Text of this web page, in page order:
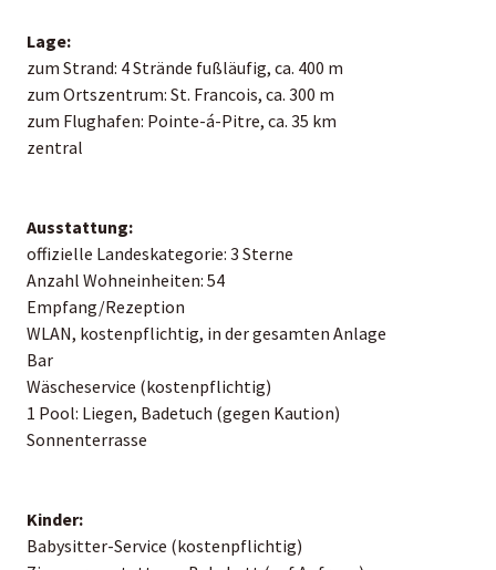
Lage:
zum Strand: 4 Strände fußläufig, ca. 400 m
zum Ortszentrum: St. Francois, ca. 300 m
zum Flughafen: Pointe-á-Pitre, ca. 35 km
zentral
Ausstattung:
offizielle Landeskategorie: 3 Sterne
Anzahl Wohneinheiten: 54
Empfang/Rezeption
WLAN, kostenpflichtig, in der gesamten Anlage
Bar
Wäscheservice (kostenpflichtig)
1 Pool: Liegen, Badetuch (gegen Kaution)
Sonnenterrasse
Kinder:
Babysitter-Service (kostenpflichtig)